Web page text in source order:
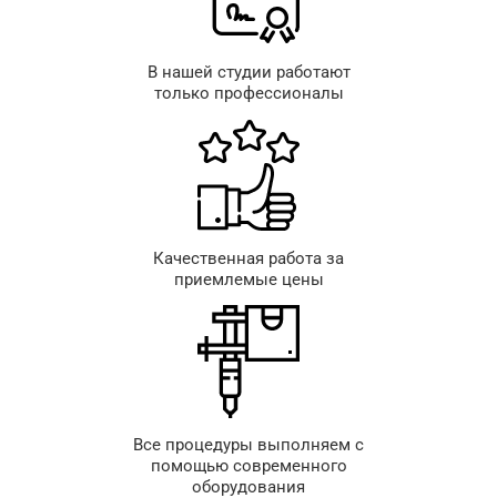
В нашей студии работают
только профессионалы
Качественная работа за
приемлемые цены
Все процедуры выполняем с
помощью современного
оборудования